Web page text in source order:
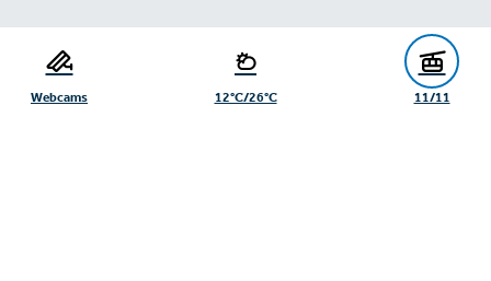
Webcams 12°C/26°C 11/11
Gänsackerweg 2